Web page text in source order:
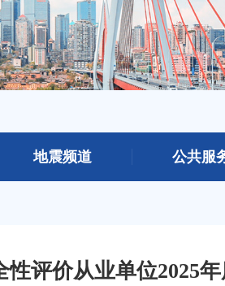
地震频道 公共服
评价从业单位2025